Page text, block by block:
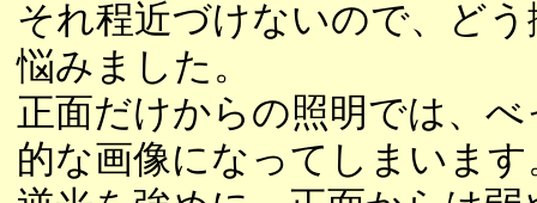
それ程近づけないので、ど
悩みました。
正面だけからの照明では、
的な画像になってしまいます